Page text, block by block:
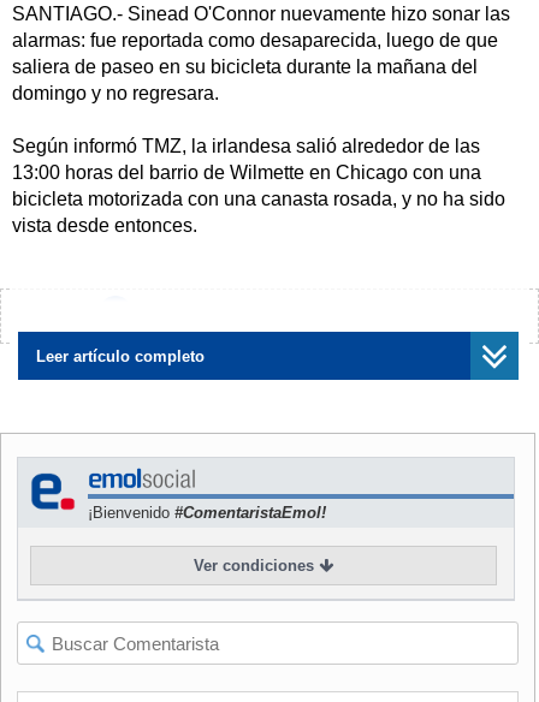
SANTIAGO.- Sinead O'Connor nuevamente hizo sonar las
alarmas: fue reportada como desaparecida, luego de que
saliera de paseo en su bicicleta durante la mañana del
domingo y no regresara.
Según informó TMZ, la irlandesa salió alrededor de las
13:00 horas del barrio de Wilmette en Chicago con una
bicicleta motorizada con una canasta rosada, y no ha sido
vista desde entonces.
calificó a la intérprete de "Nothing Compares 2 U" como
"suicida desaparecida" y por el mismo motivo se cree que
se encuentra en riesgo de quitarse la vida.
A finales de 2015, O'Connor publicó por las redes sociales
que se había"tomado una sobredosis". Tras recibir
ayuda médica,culpó a su familiapor intentar suicidarse y
reclamó su"derecho a morir".
Leer artículo completo
¡Bienvenido #ComentaristaEmol!
Ver condiciones